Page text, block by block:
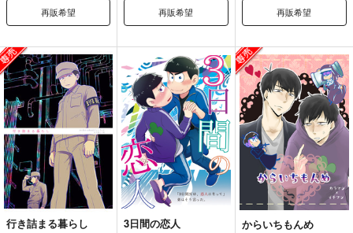
再販希望 再販希望 再販希望
行き詰まる暮らし
3日間の恋人
からいちもんめ